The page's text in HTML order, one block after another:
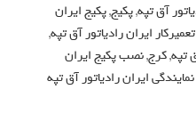
آق تپه,پکیج,پکیج ایران
تعمیرکار ایران رادیاتور آق تپه,
تپه,کرج,نصب پکیج ایران
نمایندگی ایران رادیاتور آق تپه